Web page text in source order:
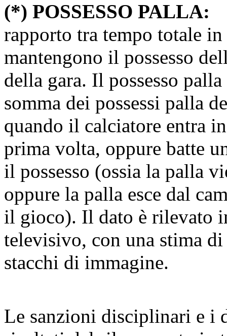
(*) POSSESSO PALLA:
rapporto tra tempo totale
mantengono il possesso
della gara. Il possesso
somma dei possessi palla
quando il calciatore entra
prima volta, oppure batte
il possesso (ossia la palla
oppure la palla esce dal
il gioco). Il dato è rilevato
televisivo, con una stima
stacchi di immagine.
Le sanzioni disciplinari e i